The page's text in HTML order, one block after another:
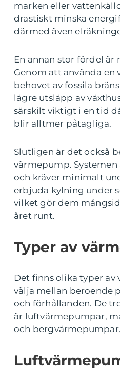
marken eller
drastiskt minska
därmed även
En annan stor fördel är
Genom att använda
behovet av fossila
lägre utsläpp av
särskilt viktigt i en tid
blir alltmer påtagliga.
Slutligen är det också
värmepump.
och kräver minimalt
erbjuda kylning under
vilket gör dem
året runt.
Typer av
Det finns olika typer
välja mellan beroende
och förhållanden. De
är luftvärmepumpar,
och bergvärmepumpar.